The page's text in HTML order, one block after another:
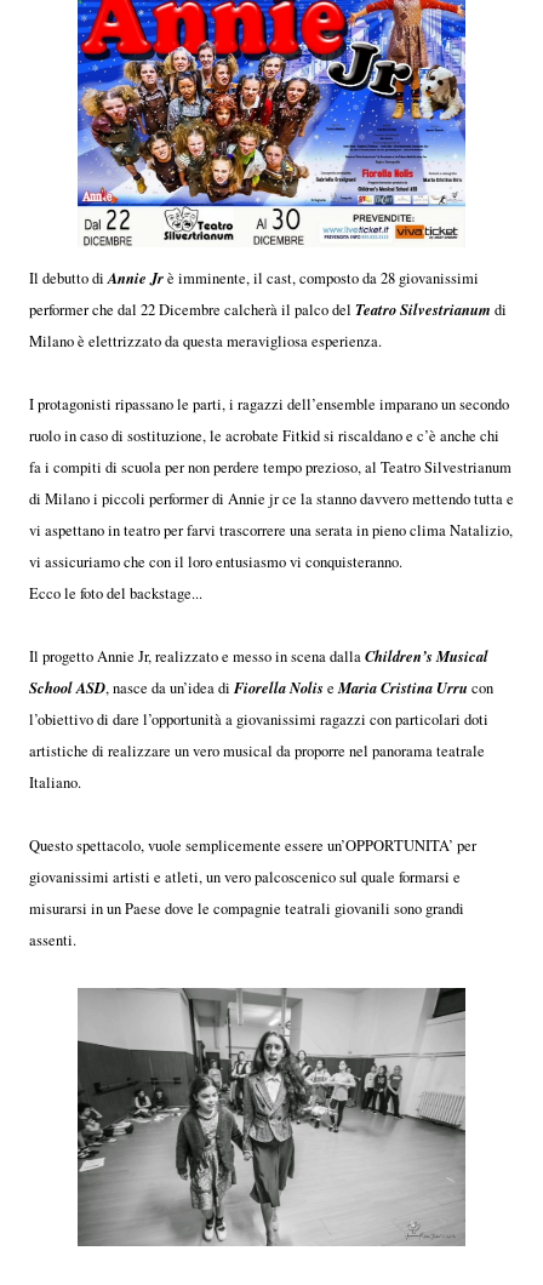
Il debutto diAnnie Jrè imminente, il cast, composto da 28 giovanissimi
performer che dal 22 Dicembre calcherà il palco del Teatro Silvestrianum di
Milano è elettrizzato da questa meravigliosa esperienza.
I protagonisti ripassano le parti, i ragazzi dell’ensemble imparano un secondo
ruolo in caso di sostituzione, le acrobate Fitkid si riscaldano e c’è anche chi
fa i compiti di scuola per non perdere tempo prezioso, al Teatro Silvestrianum
di Milano i piccoli performer di Annie jr ce la stanno davvero mettendo tutta e
vi aspettano in teatro per farvi trascorrere una serata in pieno clima Natalizio,
vi assicuriamo che con il loro entusiasmo vi conquisteranno.
Ecco le foto del backstage...
Il progetto Annie Jr, realizzato e messo in scena dallaChildren’s Musical
School ASD, nasce da un’idea di Fiorella NoliseMaria Cristina Urru con
l’obiettivo di dare l’opportunità a giovanissimi ragazzi con particolari doti
artistiche di realizzare un vero musical da proporre nel panorama teatrale
Italiano.
Questo spettacolo, vuole semplicemente essere un’OPPORTUNITA’ per
giovanissimi artisti e atleti, un vero palcoscenico sul quale formarsi e
misurarsi in un Paese dove le compagnie teatrali giovanili sono grandi
assenti.